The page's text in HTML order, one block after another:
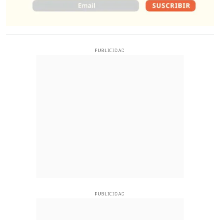
PUBLICIDAD
PUBLICIDAD